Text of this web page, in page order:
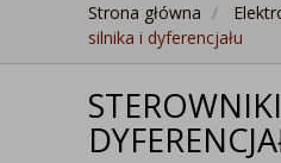
Strona główna
silnika i dyferencjału